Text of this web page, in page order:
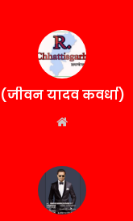
(जीवन यादव कवर्धा)